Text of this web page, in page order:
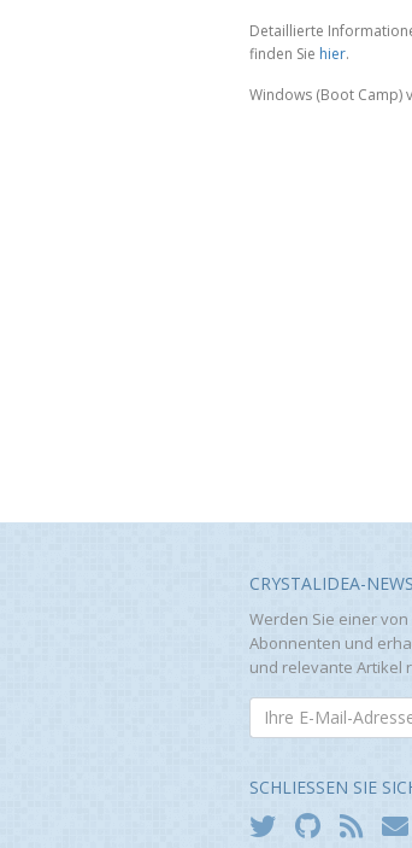
Detaillierte
finden Sie hier.
Windows (Boot Camp)
CRYSTALIDEA-
Werden Sie einer
Abonnenten und
und relevante Artikel
SCHLIESSEN SIE